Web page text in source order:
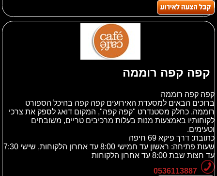
קפה קפה רוממה
קפה קפה רוממה
ברוכים הבאים למסעדת האירועים קפה קפה בהיכל הספורט
רוממה. כחלק מסטנדרט "קפה קפה", המקום דואג לספק את צרכי
לקוחותיו באמצעות מנות בעלות מרכיבים טריים, משובחים
וטעימים.
כתובת: דרך פיקא 69 חיפה
שעות פתיחה: ראשון עד חמישי 8:00 עד אחרון הלקוחות, שישי 7:30
עד חצות שבת 8:00 עד אחרון הלקוחות
0536113887